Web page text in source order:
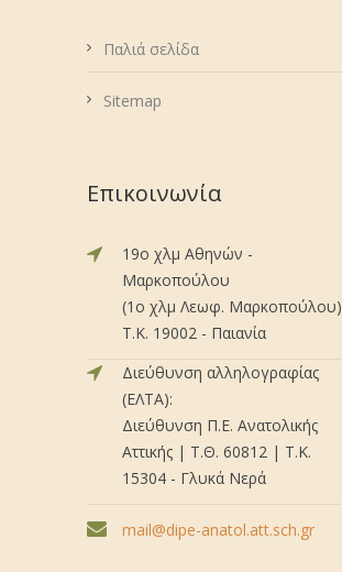
Παλιά σελίδα
Sitemap
Επικοινωνία
19ο χλμ Αθηνών -
Μαρκοπούλου
(1ο χλμ Λεωφ. Μαρκοπούλου)
Τ.Κ. 19002 - Παιανία
Διεύθυνση αλληλογραφίας
(ΕΛΤΑ):
Διεύθυνση Π.Ε. Ανατολικής
Αττικής | Τ.Θ. 60812 | Τ.Κ.
15304 - Γλυκά Νερά
mail@dipe-anatol.att.sch.gr